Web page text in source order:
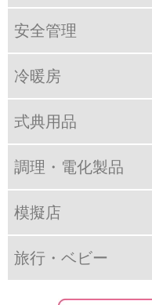
安全管理
冷暖房
式典用品
調理・電化製品
模擬店
旅行・ベビー